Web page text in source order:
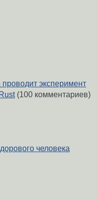
эксперимент
(100 комментариев)
человека